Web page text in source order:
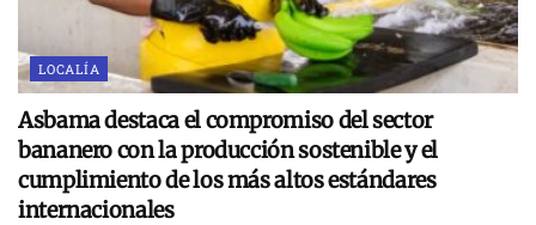
LOCALÍA
Asbama destaca el compromiso del sector
bananero con la producción sostenible y el
cumplimiento de los más altos estándares
internacionales